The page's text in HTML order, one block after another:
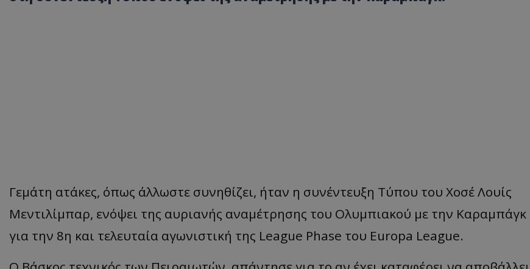
Γεμάτη ατάκες, όπως άλλωστε συνηθίζει, ήταν η συνέντευξη Τύπου του Χοσέ Λουίς
Μεντιλίμπαρ, ενόψει της αυριανής αναμέτρησης του Ολυμπιακού με την Καραμπάγκ
για την 8η και τελευταία αγωνιστική της League Phase του Europa League.